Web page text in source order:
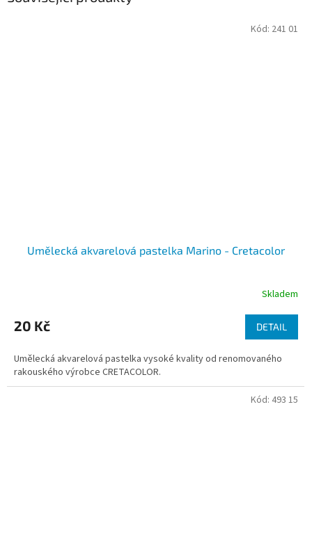
Umělecká akvarelová pastelka Marino - Cretacolor
Skladem
20 Kč DETAIL
Umělecká akvarelová pastelka vysoké kvality od renomovaného
rakouského výrobce CRETACOLOR.
Kód: 241 01
Kód: 493 15